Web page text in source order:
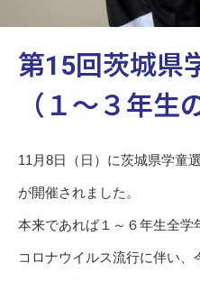
第15回茨城県
（１～３年生
11月8日（日）に茨城県学童
が開催されました。
本来であれば１～６年生全学
コロナウイルス流行に伴い、